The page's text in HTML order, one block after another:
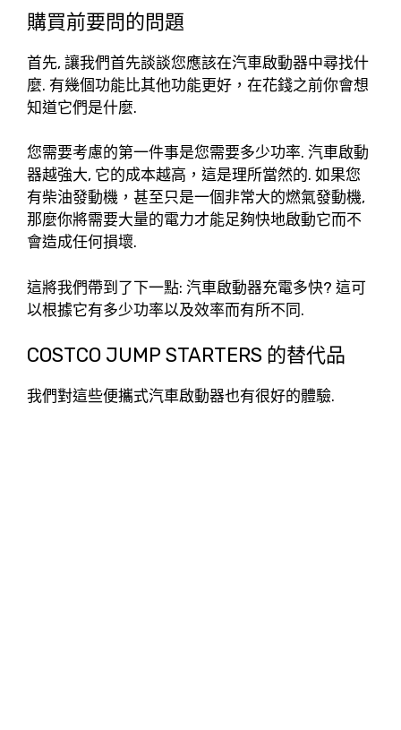
購買前要問的問題
首先, 讓我們首先談談您應該在汽車啟動器中尋找什
麼. 有幾個功能比其他功能更好，在花錢之前你會想
知道它們是什麼.
您需要考慮的第一件事是您需要多少功率. 汽車啟動
器越強大, 它的成本越高，這是理所當然的. 如果您
有柴油發動機，甚至只是一個非常大的燃氣發動機,
那麼你將需要大量的電力才能足夠快地啟動它而不
會造成任何損壞.
這將我們帶到了下一點: 汽車啟動器充電多快? 這可
以根據它有多少功率以及效率而有所不同.
COSTCO JUMP STARTERS 的替代品
我們對這些便攜式汽車啟動器也有很好的體驗.